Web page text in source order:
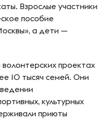
Взрослые участники
пособие
а дети —
проектах
10 тысяч семей. Они
культурных
приюты